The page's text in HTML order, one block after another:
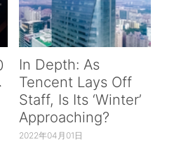
但是它无法告诉你树叶将
如此。
较于物理学家，经济学家
科学方法，因为通过可行
以引领我们，我们不会误
，教条和误解会让我们很
In Depth: As
Tencent Lays Off
Staff, Is Its ‘Winter’
Approaching?
2022年04月01日